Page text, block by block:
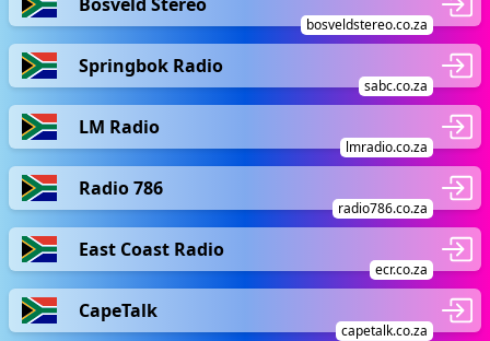
bosveldstereo.co.za
Springbok Radio
sabc.co.za
LM Radio
lmradio.co.za
Radio 786
radio786.co.za
East Coast Radio
ecr.co.za
CapeTalk
capetalk.co.za